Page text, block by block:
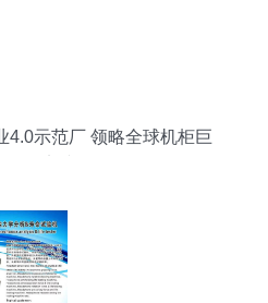
4.0示范厂 领略全球机柜巨